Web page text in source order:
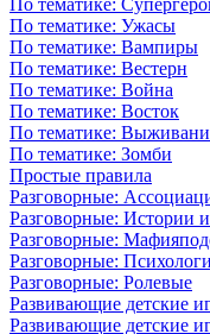
По тематике:
По тематике: Ужасы
По тематике: Вампиры
По тематике: Вестерн
По тематике: Война
По тематике: Восток
По тематике:
По тематике: Зомби
Простые правила
Разговорные:
Разговорные: Истории
Разговорные:
Разговорные:
Разговорные: Ролевые
Развивающие детские
Развивающие детские